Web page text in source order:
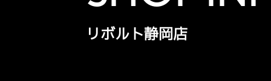
リボルト静岡店